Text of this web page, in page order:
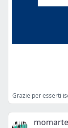
Grazie per esserti
momarte